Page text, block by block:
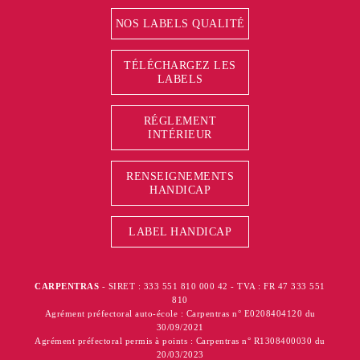
NOS LABELS QUALITÉ
TÉLÉCHARGEZ LES
LABELS
RÉGLEMENT
INTÉRIEUR
RENSEIGNEMENTS
HANDICAP
LABEL HANDICAP
CARPENTRAS - SIRET : 333 551 810 000 42 - TVA : FR 47 333 551
810
Agrément préfectoral auto-école : Carpentras n° E0208404120 du
30/09/2021
Agrément préfectoral permis à points : Carpentras n° R1308400030 du
20/03/2023